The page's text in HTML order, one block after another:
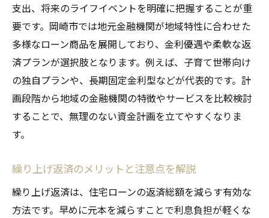
支出、将来のライフイベントを明確に把握することが重
要です。岡崎市では地元金融機関が地域特性に合わせた
多様なローン商品を展開しており、金利優遇や柔軟な返
済プランが選択肢となります。例えば、子育て世帯向け
の独自プランや、長期固定金利型などが代表的です。計
画段階から地域の金融機関の特徴やサービスを比較検討
することで、無理のない資金計画を立てやすくなりま
す。
繰り上げ返済のメリットと注意点を解説
繰り上げ返済は、住宅ローンの返済総額を減らす有効な
方法です。早めに元本を減らすことで利息負担が軽くな